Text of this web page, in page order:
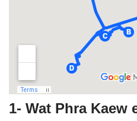
1- Wat Phra Kaew